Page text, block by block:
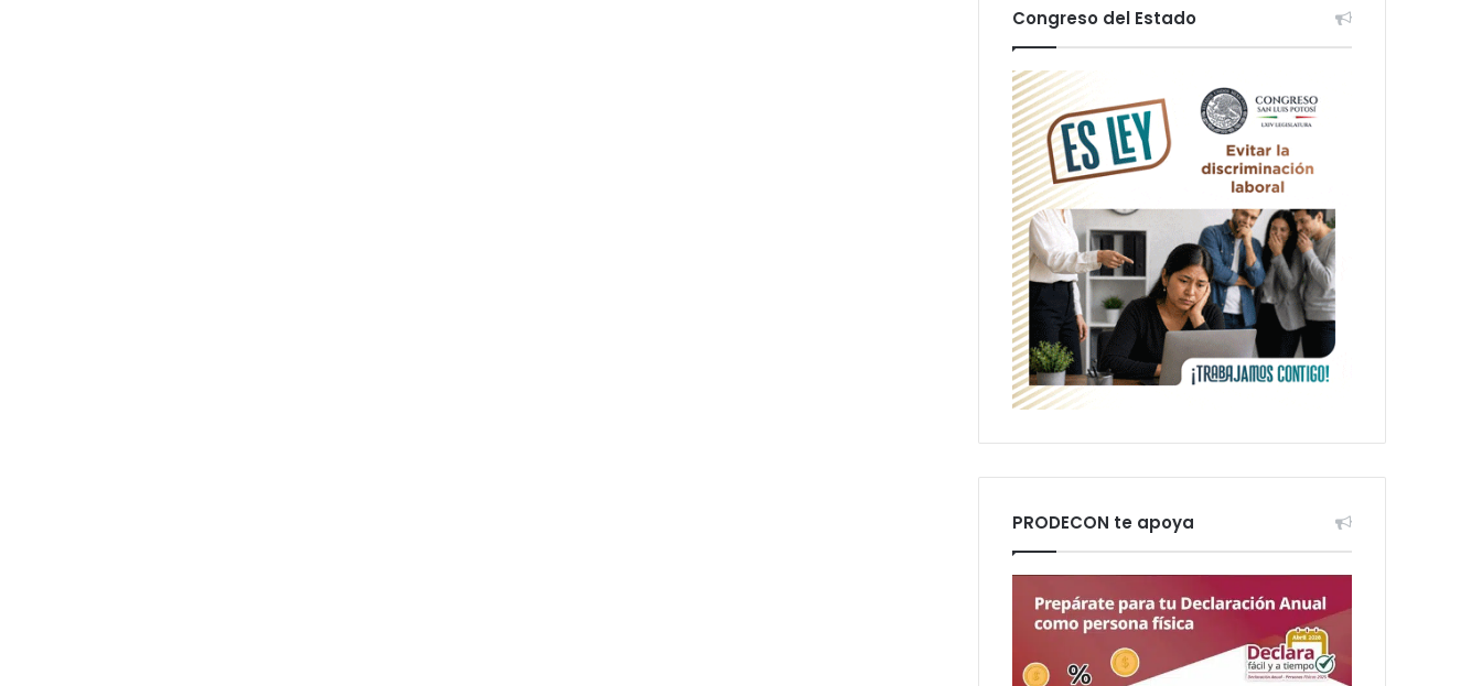
Congreso del Estado
PRODECON te apoya